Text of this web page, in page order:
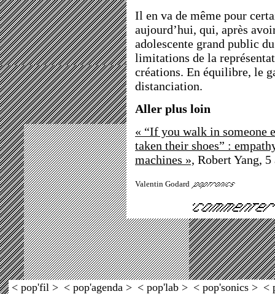
Il en va de même pour
aujourd’hui, qui, après
adolescente grand public
limitations de la
créations. En équilibre, le
distanciation.
Aller plus loin
« “If you walk in someone
taken their shoes” :
machines », Robert Yang,
Valentin Godard
< pop'fil > < pop'agenda > < pop'lab > < pop'sonics > <